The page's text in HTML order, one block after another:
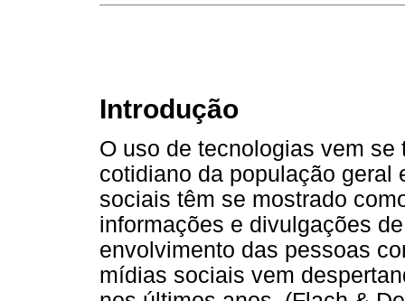
Introdução
O uso de tecnologias vem
cotidiano da população geral
sociais têm se mostrado
informações e divulgações
envolvimento das pessoas
mídias sociais vem